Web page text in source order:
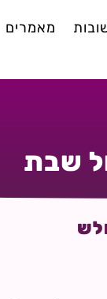
מאמרים
שבת